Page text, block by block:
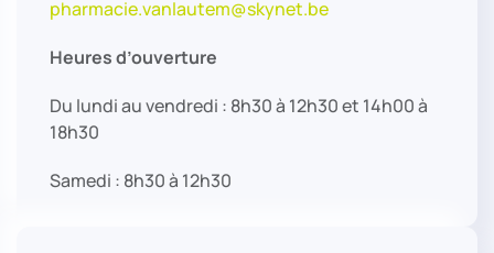
pharmacie.vanlautem@skynet.be
Heures d’ouverture
Du lundi au vendredi : 8h30 à 12h30 et 14h00 à
18h30
Samedi : 8h30 à 12h30